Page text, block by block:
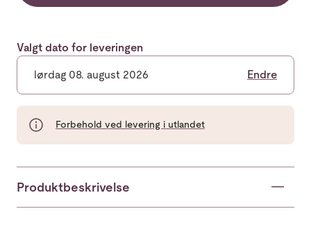
Valgt dato for leveringen
lørdag 08. august 2026 Endre
Forbehold ved levering i utlandet
Produktbeskrivelse